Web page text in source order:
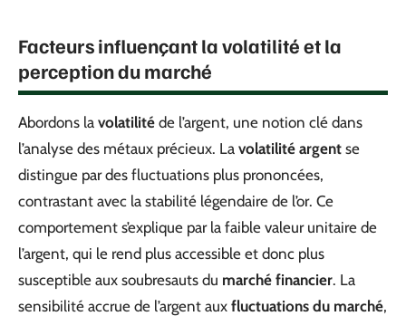
Facteurs influençant la volatilité et la
perception du marché
Abordons la volatilité de l’argent, une notion clé dans
l’analyse des métaux précieux. La volatilité argent se
distingue par des fluctuations plus prononcées,
contrastant avec la stabilité légendaire de l’or. Ce
comportement s’explique par la faible valeur unitaire de
l’argent, qui le rend plus accessible et donc plus
susceptible aux soubresauts du marché financier. La
sensibilité accrue de l’argent aux fluctuations du marché,